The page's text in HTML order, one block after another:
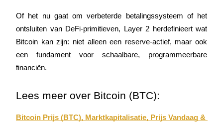
BTR-vergrendelingen
Exclusieve beleggingen voor BTR-houders
Of het nu gaat om verbeterde betalingssysteem of het
ontsluiten van DeFi-primitieven, Layer 2 herdefinieert wat
Bitcoin kan zijn: niet alleen een reserve-actief, maar ook
een fundament voor schaalbare, programmeerbare
financiën.
Lees meer over Bitcoin (BTC):
Bitcoin Prijs (BTC), Marktkapitalisatie, Prijs Vandaag &